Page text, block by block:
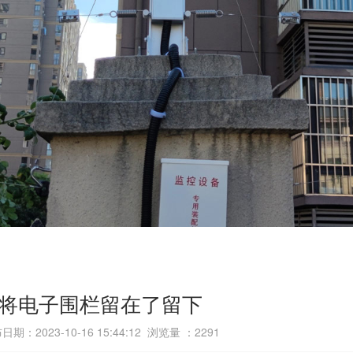
电子围栏留在了留下
期：2023-10-16 15:44:12 浏览量 ： 2291